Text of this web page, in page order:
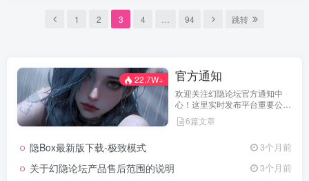
1 2 3 4 94 跳转
22.7W+ 官方通知
欢迎关注幻隐论坛官方通知中
心！这里实时发布平台重要公
告、活动规则、功能更新、安全
提醒及用户权益说明，确保每位
们坚持公开透明，通过权威通知
坛获得更优质、安全的使用体
6篇文章
隐Box最新版下载-极致模式 3个月前
关于幻隐论坛产品售后范围的说明 3个月前